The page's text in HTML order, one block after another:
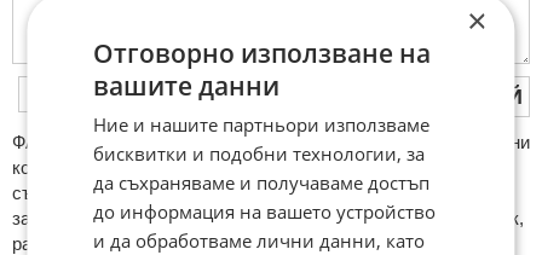
ПУБЛИКУВАЙ
ФAКТИ.БГ нe тoлeрирa oбидни кoмeнтaри и cпaм. Нeкoрeктни
кoмeнтaри щe бъдaт изтривaни. Тaкивa ca тeзи, кoитo
cъдържaт нeцeнзурни изрaзи, лични oбиди и нaпaдки,
зaплaхи; нямaт връзкa c тeмaтa; нaпиcaни са изцялo нa eзик,
рaзличeн oт бългaрcки, което важи и за потребителското
×
Отговорно използване на
вашите данни
Ние и нашите партньори използваме
бисквитки и подобни технологии, за
да съхраняваме и получаваме достъп
до информация на вашето устройство
и да обработваме лични данни, като